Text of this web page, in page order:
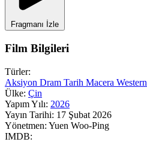
Fragmanı İzle
Film Bilgileri
Türler:
Aksiyon Dram Tarih Macera Western
Ülke: Çin
Yapım Yılı: 2026
Yayın Tarihi: 17 Şubat 2026
Yönetmen: Yuen Woo-Ping
IMDB: